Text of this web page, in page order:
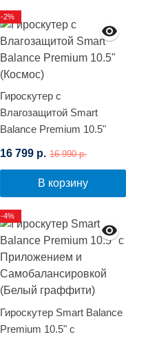
Гироскутер с
Влагозащитой Smart
Balance Premium 10.5"
16 799 р. 16 990 р.
В корзину
-2%
Гироскутер Smart Balance
Premium 10.5" с
-4%